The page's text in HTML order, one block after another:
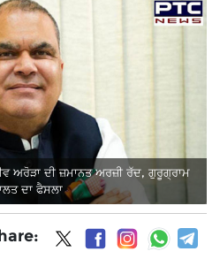
ਅਰੋੜਾ ਦੀ ਜ਼ਮਾਨਤ ਅਰਜ਼ੀ ਰੱਦ, ਗੁਰੂਗ੍ਰਾਮ
ਦਾ ਫੈਸਲਾ